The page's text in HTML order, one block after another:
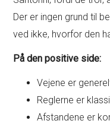
Der er ingen grund til
ved ikke, hvorfor den
På den positive side:
Vejene er
Reglerne er
Afstandene er